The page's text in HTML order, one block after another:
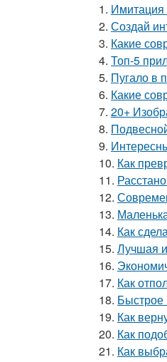
1. Имитация
2. Создай
3. Какие
4. Топ-5
5. Пугало в
6. Какие
7. 20+
8.
9.
10. Как
11.
12.
13.
14. Как
15. Лучшая
16.
17. Как
18. Быстрое
19. Как
20. Как
21. Как